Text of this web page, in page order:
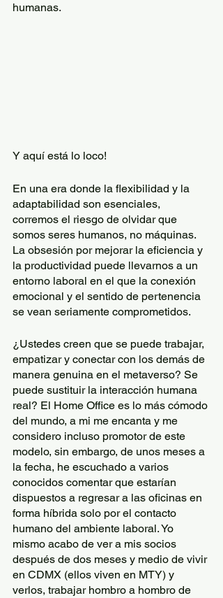
humanas.
Y aquí está lo loco!
En una era donde la flexibilidad y la
adaptabilidad son esenciales,
corremos el riesgo de olvidar que
somos seres humanos, no máquinas.
La obsesión por mejorar la eficiencia y
la productividad puede llevarnos a un
entorno laboral en el que la conexión
emocional y el sentido de pertenencia
se vean seriamente comprometidos.
¿Ustedes creen que se puede trabajar,
empatizar y conectar con los demás de
manera genuina en el metaverso? Se
puede sustituir la interacción humana
real? El Home Office es lo más cómodo
del mundo, a mi me encanta y me
considero incluso promotor de este
modelo, sin embargo, de unos meses a
la fecha, he escuchado a varios
conocidos comentar que estarían
dispuestos a regresar a las oficinas en
forma híbrida solo por el contacto
humano del ambiente laboral. Yo
mismo acabo de ver a mis socios
después de dos meses y medio de vivir
en CDMX (ellos viven en MTY) y
verlos, trabajar hombro a hombro de